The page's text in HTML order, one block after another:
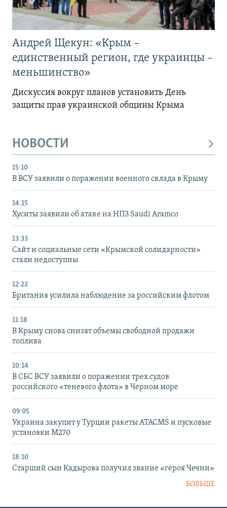
Андрей Щекун: «Крым –
единственный регион, где украинцы –
меньшинство»
Дискуссия вокруг планов установить День
защиты прав украинской общины Крыма
НОВОСТИ
15:10
В ВСУ заявили о поражении военного склада в Крыму
14:15
Хуситы заявили об атаке на НПЗ Saudi Aramco
13:33
Сайт и социальные сети «Крымской солидарности»
стали недоступны
12:22
Британия усилила наблюдение за российским флотом
11:18
В Крыму снова снизят объемы свободной продажи
топлива
10:14
В СБС ВСУ заявили о поражении трех судов
российского «теневого флота» в Черном море
09:05
Украина закупит у Турции ракеты ATACMS и пусковые
установки M270
18:10
Старший сын Кадырова получил звание «героя Чечни»
БОЛЬШЕ